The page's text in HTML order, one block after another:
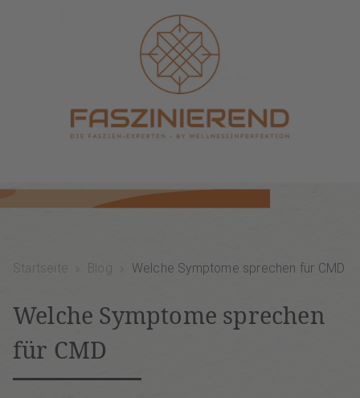
Startseite Blog Welche Symptome sprechen für CMD
Welche Symptome sprechen
für CMD